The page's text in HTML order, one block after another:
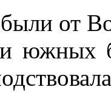
от
южных